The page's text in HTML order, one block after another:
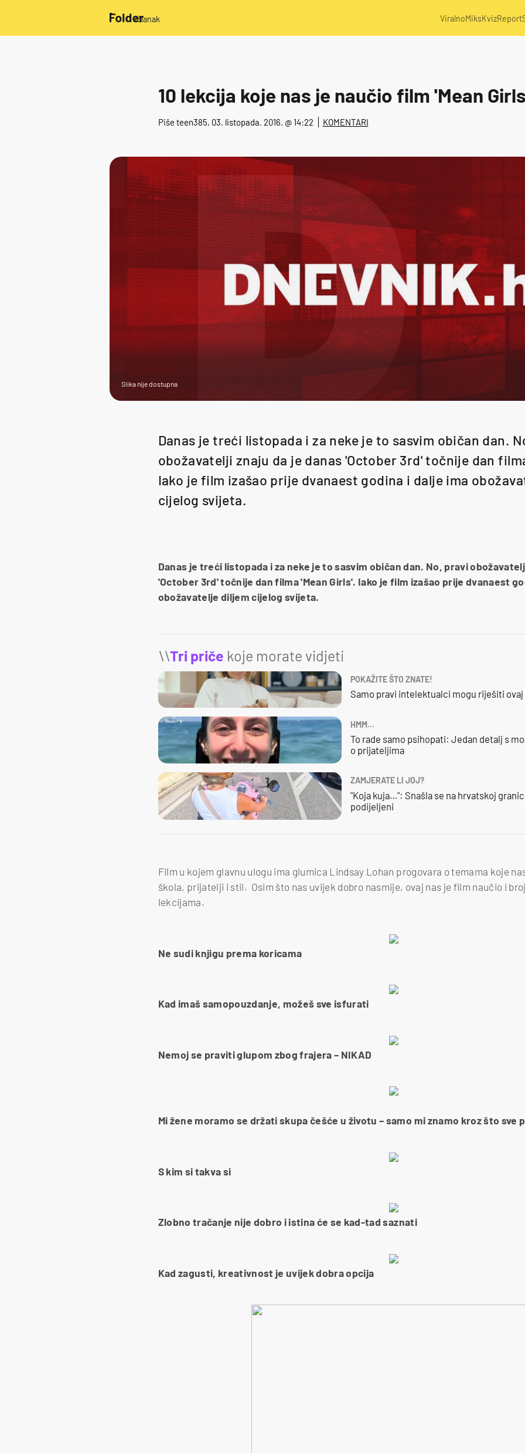
/članak ViralnoMiksKvizReport
10 lekcija koje nas je naučio film 'Mean
Piše teen385, 03. listopada. 2016. @ 14:22 KOMENTARI
Slika nije dostupna
Danas je treći listopada i za neke je to sasvim običan dan.
obožavatelji znaju da je danas 'October 3rd' točnije dan
Iako je film izašao prije dvanaest godina i dalje ima
cijelog svijeta.
Danas je treći listopada i za neke je to sasvim običan dan. No, pravi
'October 3rd' točnije dan filma 'Mean Girls'. Iako je film izašao prije dvanaest
obožavatelje diljem cijelog svijeta.
\\Tri priče koje morate vidjeti
POKAŽITE ŠTO ZNATE!
Samo pravi intelektualci mogu riješiti
HMM…
To rade samo psihopati: Jedan detalj s
o prijateljima
ZAMJERATE LI JOJ?
"Koja kuja…": Snašla se na hrvatskoj
podijeljeni
Film u kojem glavnu ulogu ima glumica Lindsay Lohan progovara o temama koje
škola, prijatelji i stil. Osim što nas uvijek dobro nasmije, ovaj nas je film naučio i
lekcijama.
Ne sudi knjigu prema koricama
Kad imaš samopouzdanje, možeš sve isfurati
Nemoj se praviti glupom zbog frajera – NIKAD
Mi žene moramo se držati skupa češće u životu – samo mi znamo kroz što sve
S kim si takva si
Zlobno tračanje nije dobro i istina će se kad-tad saznati
Kad zagusti, kreativnost je uvijek dobra opcija